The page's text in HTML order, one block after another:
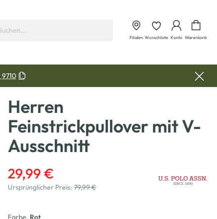
Filialen Wunschliste Konto Warenkorb
9710
Herren
Feinstrickpullover mit V-
Ausschnitt
29,99 €
Ursprünglicher Preis: 79,99 €
Farbe Rot